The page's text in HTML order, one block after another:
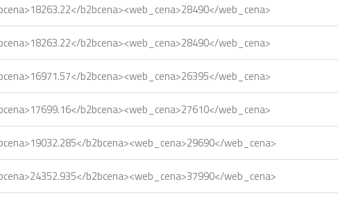
b2bcena><web_cena>28490</web_cena>
b2bcena><web_cena>28490</web_cena>
b2bcena><web_cena>26395</web_cena>
b2bcena><web_cena>27610</web_cena>
b2bcena><web_cena>29690</web_cena>
b2bcena><web_cena>37990</web_cena>